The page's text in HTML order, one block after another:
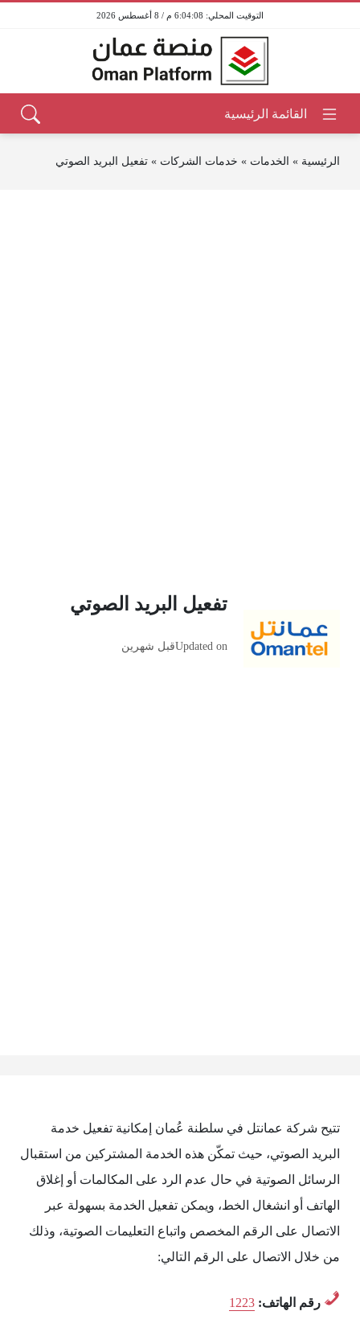
6:04:08 م / 8 أغسطس 2026
الرئيسية » الخدمات » خدمات الشركات » تفعيل البريد الصوتي
تفعيل البريد الصوتي
Updated onقبل شهرين
تتيح شركة عمانتل في سلطنة عُمان إمكانية تفعيل خدمة
البريد الصوتي، حيث تمكّن هذه الخدمة المشتركين من استقبال
الرسائل الصوتية في حال عدم الرد على المكالمات أو إغلاق
الهاتف أو انشغال الخط، ويمكن تفعيل الخدمة بسهولة عبر
الاتصال على الرقم المخصص واتباع التعليمات الصوتية، وذلك
من خلال الاتصال على الرقم التالي:
رقم الهاتف: 1223